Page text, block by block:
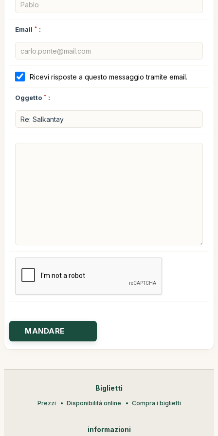
Email * :
Ricevi risposte a questo messaggio tramite email.
Oggetto * :
Biglietti
Prezzi Disponibilità online Compra i biglietti
informazioni